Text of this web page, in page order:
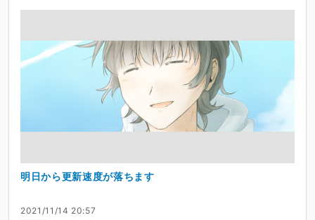
2021/11/14 20:57
明日から更新速度が落ちます